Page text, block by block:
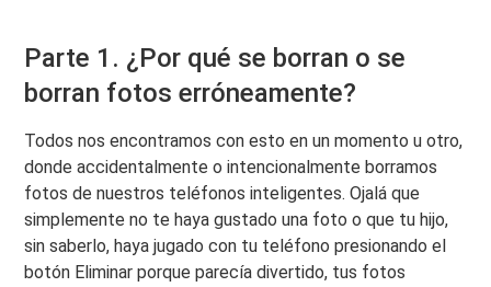
Parte 1. ¿Por qué se borran o se
borran fotos erróneamente?
Todos nos encontramos con esto en un momento u otro,
donde accidentalmente o intencionalmente borramos
fotos de nuestros teléfonos inteligentes. Ojalá que
simplemente no te haya gustado una foto o que tu hijo,
sin saberlo, haya jugado con tu teléfono presionando el
botón Eliminar porque parecía divertido, tus fotos